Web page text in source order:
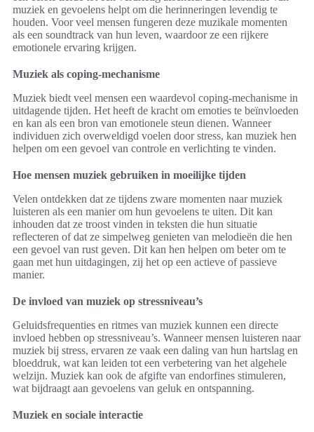
muziek en gevoelens helpt om die herinneringen levendig te
houden. Voor veel mensen fungeren deze muzikale momenten
als een soundtrack van hun leven, waardoor ze een rijkere
emotionele ervaring krijgen.
Muziek als coping-mechanisme
Muziek biedt veel mensen een waardevol coping-mechanisme in
uitdagende tijden. Het heeft de kracht om emoties te beïnvloeden
en kan als een bron van emotionele steun dienen. Wanneer
individuen zich overweldigd voelen door stress, kan muziek hen
helpen om een gevoel van controle en verlichting te vinden.
Hoe mensen muziek gebruiken in moeilijke tijden
Velen ontdekken dat ze tijdens zware momenten naar muziek
luisteren als een manier om hun gevoelens te uiten. Dit kan
inhouden dat ze troost vinden in teksten die hun situatie
reflecteren of dat ze simpelweg genieten van melodieën die hen
een gevoel van rust geven. Dit kan hen helpen om beter om te
gaan met hun uitdagingen, zij het op een actieve of passieve
manier.
De invloed van muziek op stressniveau’s
Geluidsfrequenties en ritmes van muziek kunnen een directe
invloed hebben op stressniveau’s. Wanneer mensen luisteren naar
muziek bij stress, ervaren ze vaak een daling van hun hartslag en
bloeddruk, wat kan leiden tot een verbetering van het algehele
welzijn. Muziek kan ook de afgifte van endorfines stimuleren,
wat bijdraagt aan gevoelens van geluk en ontspanning.
Muziek en sociale interactie